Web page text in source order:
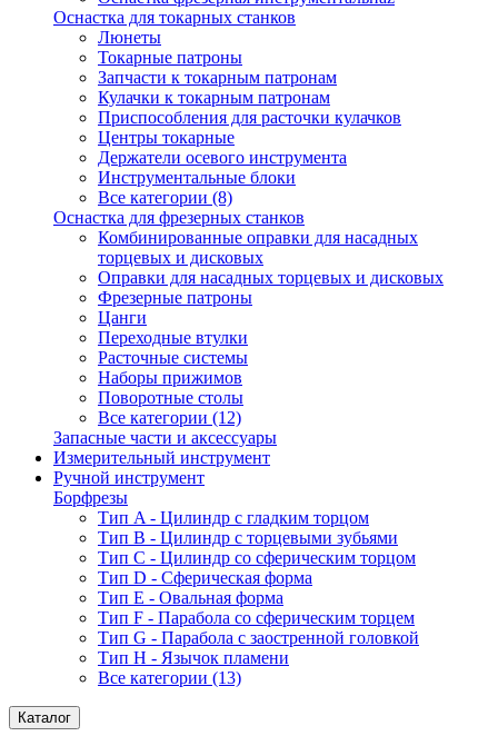
Оснастка для токарных станков
Люнеты
Токарные патроны
Запчасти к токарным патронам
Кулачки к токарным патронам
Приспособления для расточки кулачков
Центры токарные
Держатели осевого инструмента
Инструментальные блоки
Все категории (8)
Оснастка для фрезерных станков
Комбинированные оправки для насадных
торцевых и дисковых
Оправки для насадных торцевых и дисковых
Фрезерные патроны
Цанги
Переходные втулки
Расточные системы
Наборы прижимов
Поворотные столы
Все категории (12)
Запасные части и аксессуары
Измерительный инструмент
Ручной инструмент
Борфрезы
Тип A - Цилиндр с гладким торцом
Тип В - Цилиндр с торцевыми зубьями
Тип С - Цилиндр со сферическим торцом
Тип D - Сферическая форма
Тип Е - Овальная форма
Тип F - Парабола со сферическим торцем
Тип G - Парабола с заостренной головкой
Тип H - Язычок пламени
Все категории (13)
Каталог